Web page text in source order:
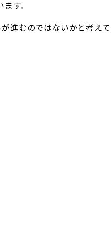
す。
進むのではないかと考えて